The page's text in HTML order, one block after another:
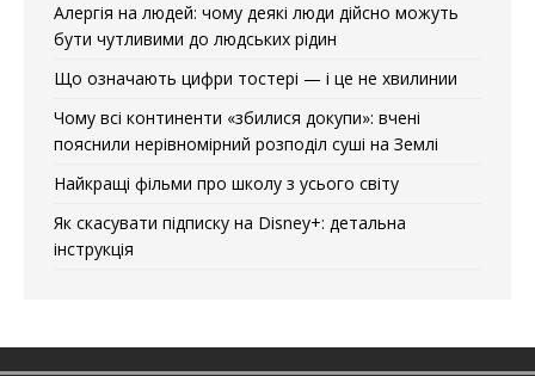
Алергія на людей: чому деякі люди дійсно можуть
бути чутливими до людських рідин
Що означають цифри тостері — і це не хвилинии
Чому всі континенти «збилися докупи»: вчені
пояснили нерівномірний розподіл суші на Землі
Найкращі фільми про школу з усього світу
Як скасувати підписку на Disney+: детальна
інструкція